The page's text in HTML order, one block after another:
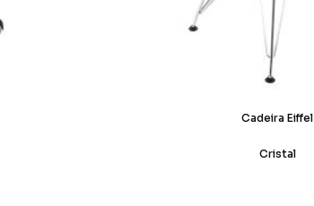
Cadeira Eiffel
Cristal